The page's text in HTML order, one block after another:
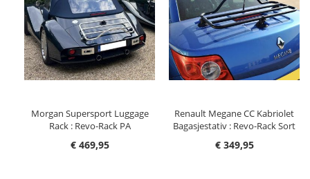
Morgan Supersport Luggage
Rack : Revo-Rack PA
€ 469,95
Renault Megane CC Kabriolet
Bagasjestativ : Revo-Rack Sort
€ 349,95